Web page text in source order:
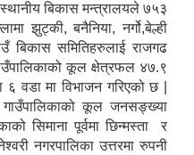
बिकास मन्त्रालयले ७५३
झुट्की, बनैनिया, नर्गो,बेल्ही
बिकास समितिहरुलाई राजगढ
कूल क्षेत्रफल ४७.९
६ वडा मा विभाजन गरिएको छ |
कूल जनसङ्ख्या
सिमाना पूर्वमा छिन्मस्ता र
नगरपालिका उत्तरमा रुपनी